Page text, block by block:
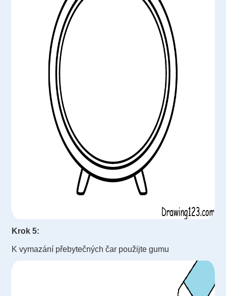
Krok 5:
K vymazání přebytečných čar použijte gumu